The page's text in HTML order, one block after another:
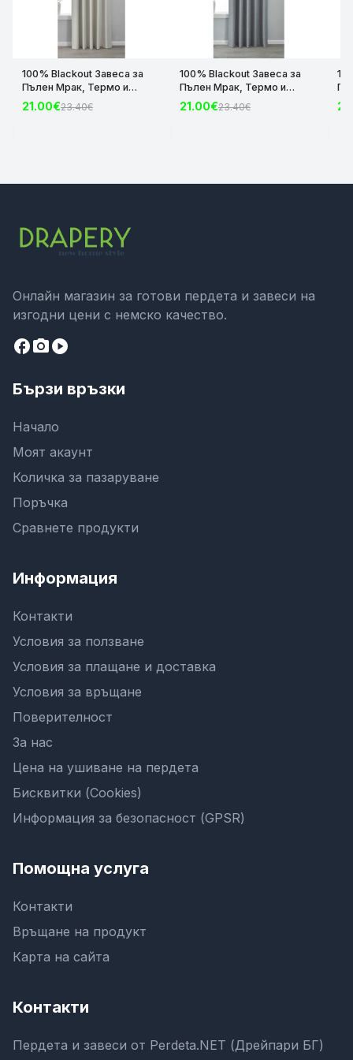
100% Blackout Завеса за
Пълен Мрак, Термо и
Шумоизолираща с коланче
цвят Крем, 175х140 и
21.00€23.40€
100% Blackout Завеса за
Пълен Мрак, Термо и
Шумоизолираща с коланче
цвят Сив, 175х140 и
21.00€23.40€
Онлайн магазин за готови пердета и завеси на
изгодни цени с немско качество.
facebookcamera_altplay_circle
Бързи връзки
Начало
Моят акаунт
Количка за пазаруване
Поръчка
Сравнете продукти
Информация
Контакти
Условия за ползване
Условия за плащане и доставка
Условия за връщане
Поверителност
За нас
Цена на ушиване на пердета
Бисквитки (Cookies)
Информация за безопасност (GPSR)
Помощна услуга
Контакти
Връщане на продукт
Карта на сайта
Контакти
Пердета и завеси от Perdeta.NET (Дрейпари БГ)